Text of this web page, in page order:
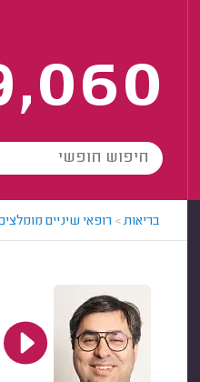
בריאות> רופאי שיניים